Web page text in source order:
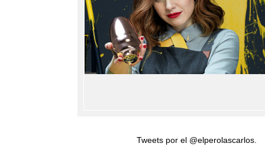
Tweets por el @elperolascarlos.